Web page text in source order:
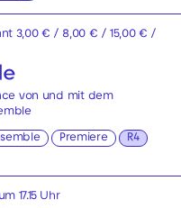
3,00 € / 8,00 € / 15,00 € /
von und mit dem
Premiere
R4
17.15 Uhr